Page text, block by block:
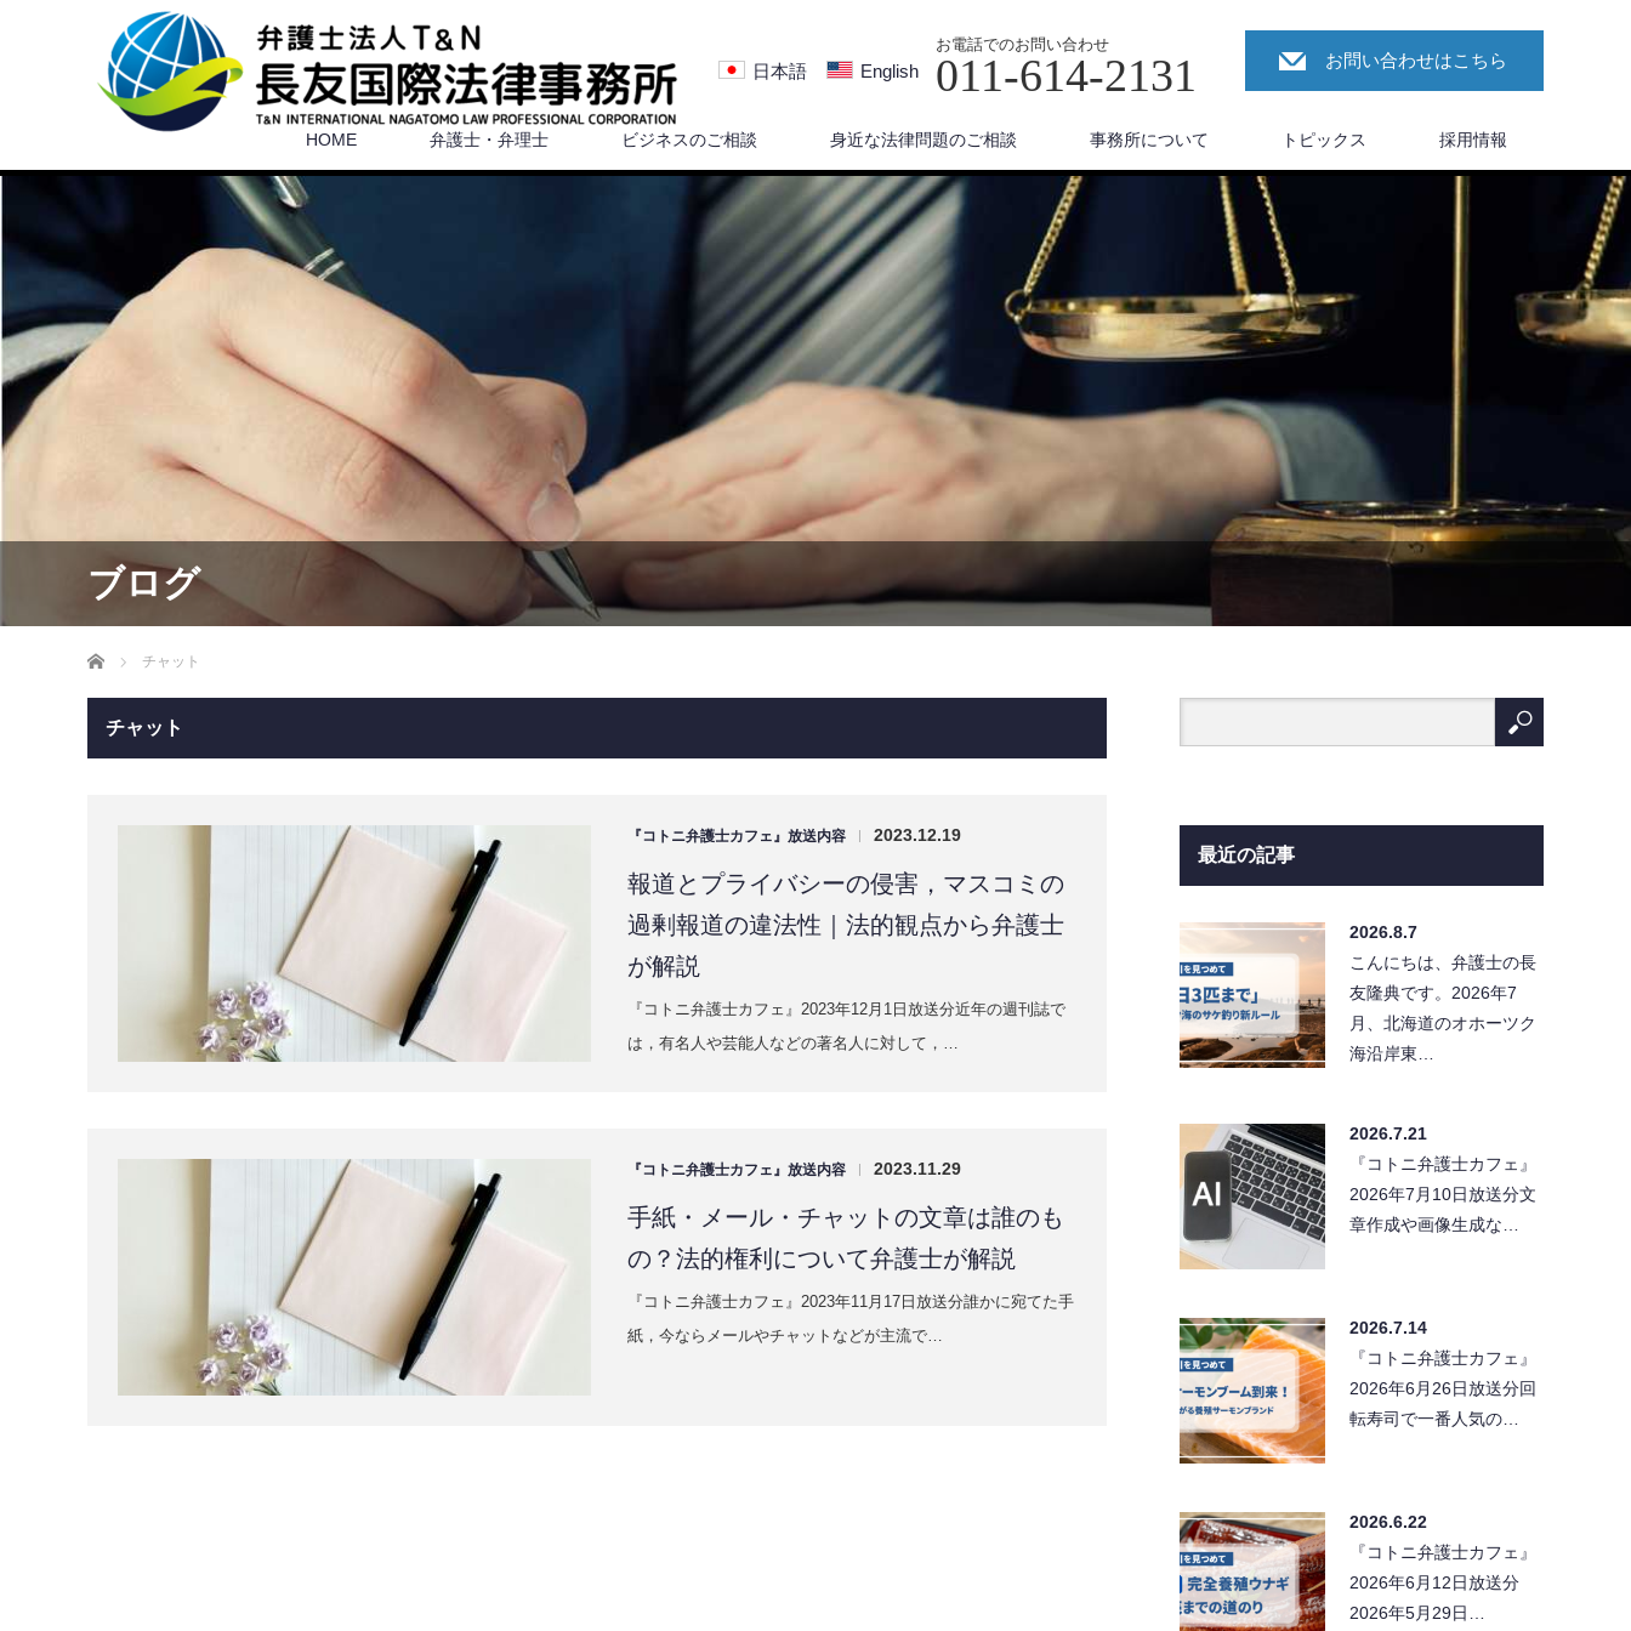
日本語 English
お電話でのお問い合わせ
011-614-2131 お問い合わせはこちら
HOME 弁護士・弁理士 ビジネスのご相談 身近な法律問題のご相談 事務所について トピックス 採用情報
ブログ
ホーム チャット
チャット
『コトニ弁護士カフェ』放送内容 | 2023.12.19
報道とプライバシーの侵害，マスコミの
過剰報道の違法性｜法的観点から弁護士
が解説
『コトニ弁護士カフェ』2023年12月1日放送分近年の週刊誌で
は，有名人や芸能人などの著名人に対して，…
『コトニ弁護士カフェ』放送内容 | 2023.11.29
手紙・メール・チャットの文章は誰のも
の？法的権利について弁護士が解説
『コトニ弁護士カフェ』2023年11月17日放送分誰かに宛てた手
紙，今ならメールやチャットなどが主流で…
最近の記事
2026.8.7
こんにちは、弁護士の長
友隆典です。2026年7
月、北海道のオホーツク
海沿岸東…
2026.7.21
『コトニ弁護士カフェ』
2026年7月10日放送分文
章作成や画像生成な…
2026.7.14
『コトニ弁護士カフェ』
2026年6月26日放送分回
転寿司で一番人気の…
2026.6.22
『コトニ弁護士カフェ』
2026年6月12日放送分
2026年5月29日…